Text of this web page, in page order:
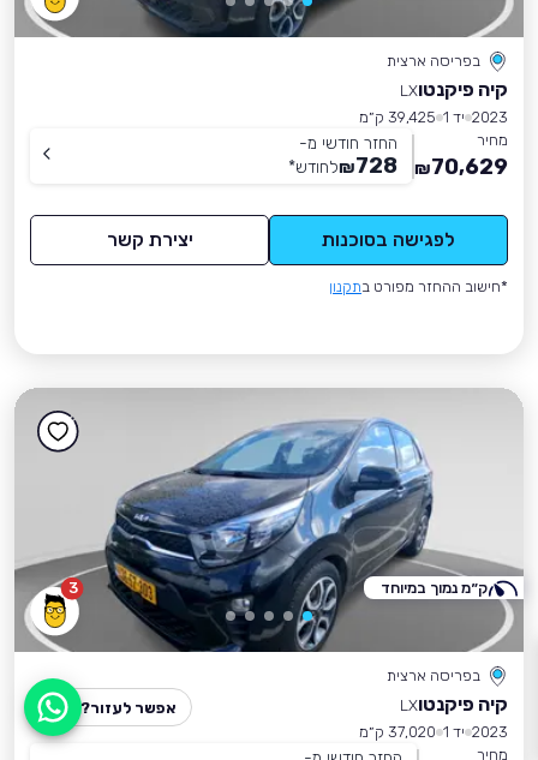
בפריסה ארצית
קיה פיקנטוLX
2023 יד 1
39,425 ק״מ
מחיר
70,629
₪
החזר חודשי מ-
728
₪לחודש*
לפגישה בסוכנות יצירת קשר
*חישוב ההחזר מפורט בתקנון
3
בפריסה ארצית
קיה פיקנטוLX
2023 יד 1
37,020 ק״מ
מחיר
ק״מ נמוך במיוחד
אפשר לעזור?